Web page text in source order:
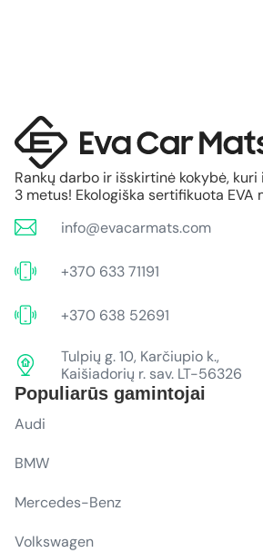
Rankų darbo ir išskirtinė kokybė,
3 metus! Ekologiška sertifikuota EVA
info@evacarmats.com
+370 633 71191
+370 638 52691
Tulpių g. 10, Karčiupio k.,
Kaišiadorių r. sav. LT-56326
Populiarūs gamintojai
Audi
BMW
Mercedes-Benz
Volkswagen